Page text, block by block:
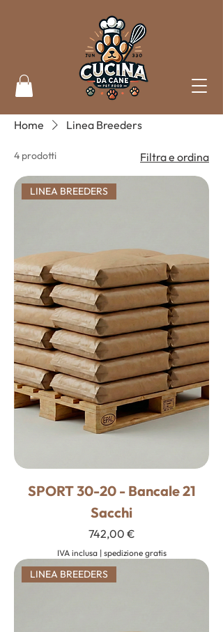
Home Linea Breeders
4 prodotti Filtra e ordina
LINEA BREEDERS
SPORT 30-20 - Bancale 21
Sacchi
Prezzo
742,00 €
IVA inclusa| spedizione gratis
LINEA BREEDERS